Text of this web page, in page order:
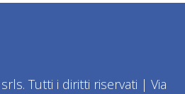
Tutti i diritti riservati | Via